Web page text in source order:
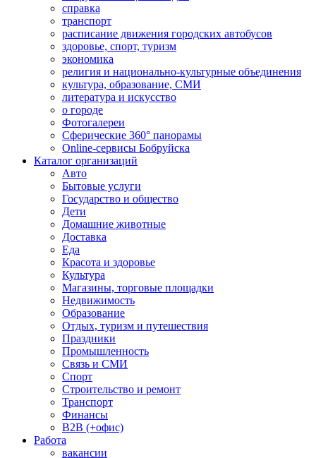
справка
транспорт
расписание движения городских автобусов
здоровье, спорт, туризм
экономика
религия и национально-культурные объединения
культура, образование, СМИ
литература и искусство
о городе
Фотогалереи
Сферические 360° панорамы
Online-сервисы Бобруйска
Каталог организаций
Авто
Бытовые услуги
Государство и общество
Дети
Домашние животные
Доставка
Еда
Красота и здоровье
Культура
Магазины, торговые площадки
Недвижимость
Образование
Отдых, туризм и путешествия
Праздники
Промышленность
Связь и СМИ
Спорт
Строительство и ремонт
Транспорт
Финансы
B2B (+офис)
Работа
вакансии